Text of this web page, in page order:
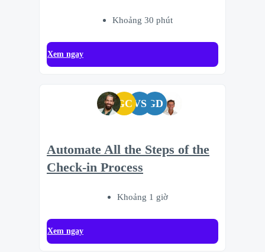
Khoảng 30 phút
Xem ngay
GC VS GD
Automate All the Steps of the
Check-in Process
Khoảng 1 giờ
Xem ngay